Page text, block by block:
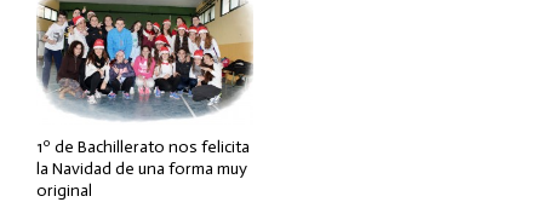
1º de Bachillerato nos felicita
la Navidad de una forma muy
original